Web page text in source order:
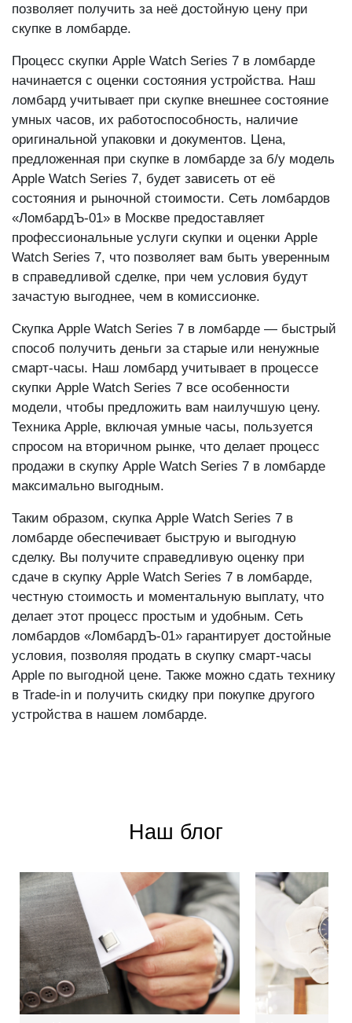
позволяет получить за неё достойную цену при
скупке в ломбарде.
Процесс скупки Apple Watch Series 7 в ломбарде
начинается с оценки состояния устройства. Наш
ломбард учитывает при скупке внешнее состояние
умных часов, их работоспособность, наличие
оригинальной упаковки и документов. Цена,
предложенная при скупке в ломбарде за б/у модель
Apple Watch Series 7, будет зависеть от её
состояния и рыночной стоимости. Сеть ломбардов
«ЛомбардЪ-01» в Москве предоставляет
профессиональные услуги скупки и оценки Apple
Watch Series 7, что позволяет вам быть уверенным
в справедливой сделке, при чем условия будут
зачастую выгоднее, чем в комиссионке.
Скупка Apple Watch Series 7 в ломбарде — быстрый
способ получить деньги за старые или ненужные
смарт-часы. Наш ломбард учитывает в процессе
скупки Apple Watch Series 7 все особенности
модели, чтобы предложить вам наилучшую цену.
Техника Apple, включая умные часы, пользуется
спросом на вторичном рынке, что делает процесс
продажи в скупку Apple Watch Series 7 в ломбарде
максимально выгодным.
Таким образом, скупка Apple Watch Series 7 в
ломбарде обеспечивает быструю и выгодную
сделку. Вы получите справедливую оценку при
сдаче в скупку Apple Watch Series 7 в ломбарде,
честную стоимость и моментальную выплату, что
делает этот процесс простым и удобным. Сеть
ломбардов «ЛомбардЪ-01» гарантирует достойные
условия, позволяя продать в скупку смарт-часы
Apple по выгодной цене. Также можно сдать технику
в Trade-in и получить скидку при покупке другого
устройства в нашем ломбарде.
Наш блог